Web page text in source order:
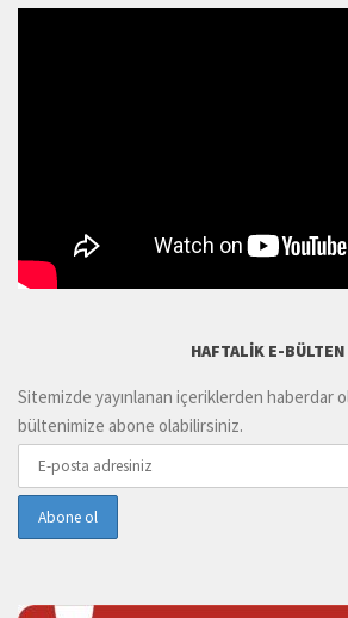
HAFTALIK E-BÜLTEN
Sitemizde yayınlanan içeriklerden haberdar
bültenimize abone olabilirsiniz.